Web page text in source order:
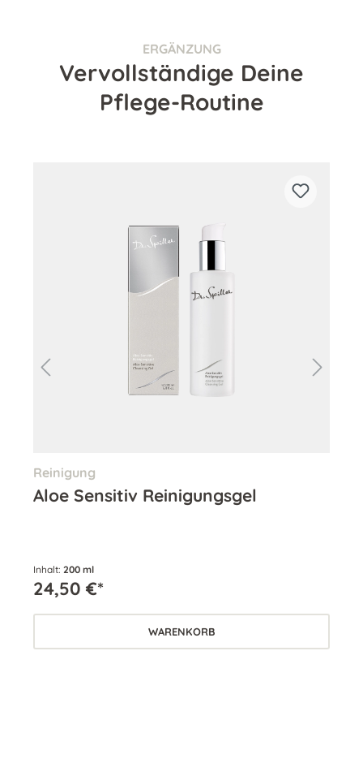
ERGÄNZUNG
Vervollständige Deine
Pflege-Routine
Reinigung
Aloe Sensitiv Reinigungsgel
Inhalt: 200 ml
24,50 €*
WARENKORB